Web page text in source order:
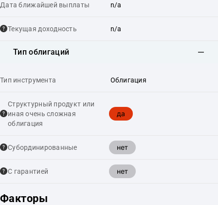
Дата ближайшей выплаты n/a
Текущая доходность n/a
Тип облигаций
Тип инструмента Облигация
Структурный продукт или
иная очень сложная
облигация
да
Cубординированные нет
С гарантией нет
Факторы